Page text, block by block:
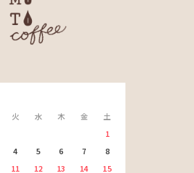
火 水 木 金
土
1
4 5 6 7
8
11 12 13 14 15